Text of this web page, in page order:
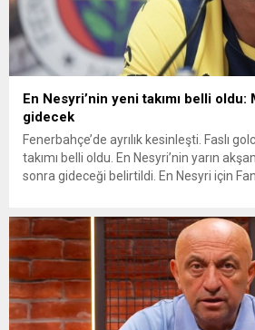
En Nesyri’nin yeni takımı belli oldu:
gidecek
Fenerbahçe’de ayrılık kesinleşti. Faslı
takımı belli oldu. En Nesyri’nin yarın
sonra gideceği belirtildi. En Nesyri için
milyon euro ödeyecek. Zorunlu olmayan
opsiyonunun ise...